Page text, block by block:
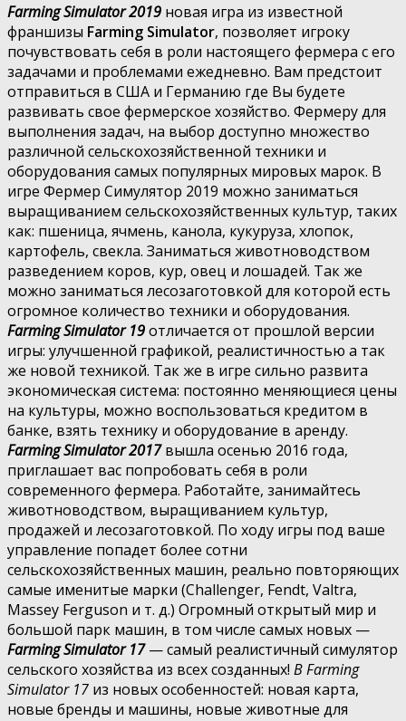
Farming Simulator 2019 новая игра из известной
франшизы Farming Simulator, позволяет игроку
почувствовать себя в роли настоящего фермера с его
задачами и проблемами ежедневно. Вам предстоит
отправиться в США и Германию где Вы будете
развивать свое фермерское хозяйство. Фермеру для
выполнения задач, на выбор доступно множество
различной сельскохозяйственной техники и
оборудования самых популярных мировых марок. В
игре Фермер Симулятор 2019 можно заниматься
выращиванием сельскохозяйственных культур, таких
как: пшеница, ячмень, канола, кукуруза, хлопок,
картофель, свекла. Заниматься животноводством
разведением коров, кур, овец и лошадей. Так же
можно заниматься лесозаготовкой для которой есть
огромное количество техники и оборудования.
Farming Simulator 19отличается от прошлой версии
игры: улучшенной графикой, реалистичностью а так
же новой техникой. Так же в игре сильно развита
экономическая система: постоянно меняющиеся цены
на культуры, можно воспользоваться кредитом в
банке, взять технику и оборудование в аренду.
Farming Simulator 2017вышла осенью 2016 года,
приглашает вас попробовать себя в роли
современного фермера. Работайте, занимайтесь
животноводством, выращиванием культур,
продажей и лесозаготовкой. По ходу игры под ваше
управление попадет более сотни
сельскохозяйственных машин, реально повторяющих
самые именитые марки (Challenger, Fendt, Valtra,
Massey Ferguson и т. д.) Огромный открытый мир и
большой парк машин, в том числе самых новых —
Farming Simulator 17 — самый реалистичный симулятор
сельского хозяйства из всех созданных! В Farming
Simulator 17 из новых особенностей: новая карта,
новые бренды и машины, новые животные для